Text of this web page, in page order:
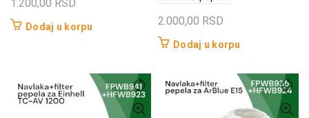
1.200,00 RSD
Dodaj u korpu 2.000,00 RSD
Dodaj u korpu